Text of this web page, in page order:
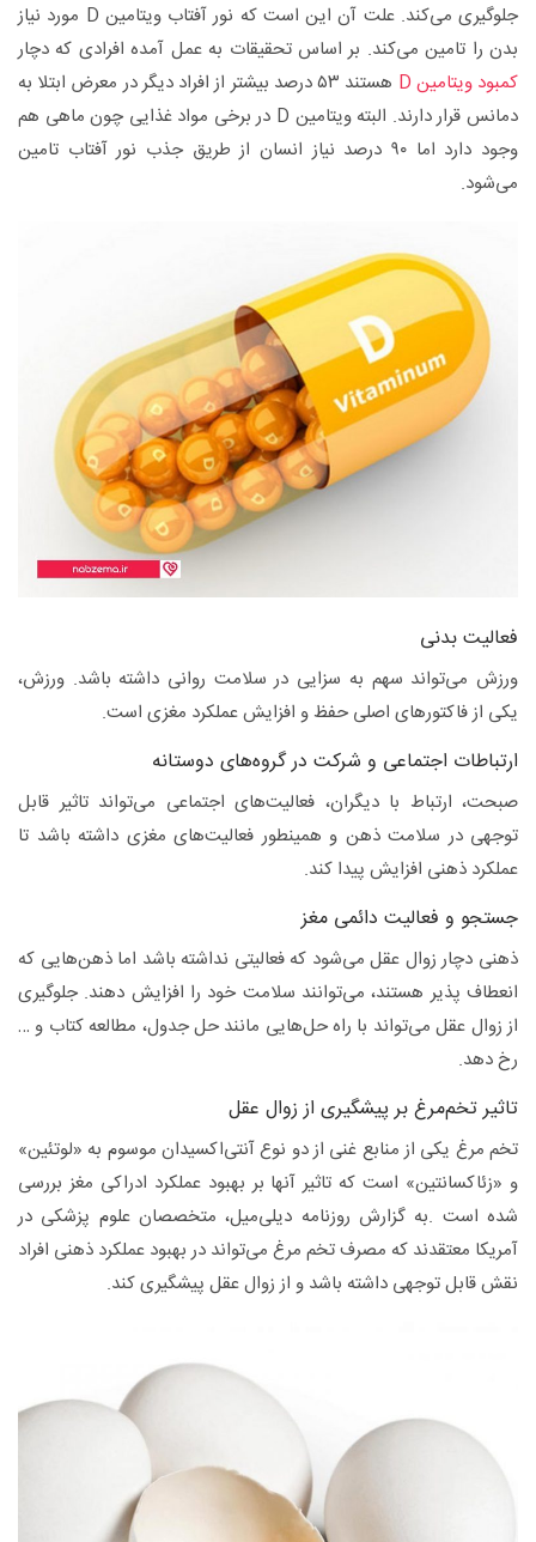
جلوگیری می‌کند. علت آن این است که نور آفتاب ویتامین D مورد نیاز
بدن را تامین می‌کند. بر اساس تحقیقات به عمل آمده افرادی که دچار
کمبود ویتامین D
هستند ۵۳ درصد بیشتر از افراد دیگر در معرض ابتلا به
دمانس قرار دارند. البته ویتامین D در برخی مواد غذایی چون ماهی هم
وجود دارد اما ۹۰ درصد نیاز انسان از طریق جذب نور آفتاب تامین
می‌شود.
فعالیت بدنی
ورزش می‌تواند سهم به سزایی در سلامت روانی داشته باشد. ورزش،
یکی از فاکتورهای اصلی حفظ و افزایش عملکرد مغزی است.
ارتباطات اجتماعی و شرکت در گروه‌های دوستانه
صبحت، ارتباط با دیگران، فعالیت‌های اجتماعی می‌تواند تاثیر قابل
توجهی در سلامت ذهن و همینطور فعالیت‌های مغزی داشته باشد تا
عملکرد ذهنی افزایش پیدا کند.
جستجو و فعالیت دائمی مغز
ذهنی دچار زوال عقل می‌شود که فعالیتی نداشته باشد اما ذهن‌هایی که
انعطاف پذیر هستند، می‌توانند سلامت خود را افزایش دهند. جلوگیری
از زوال عقل می‌تواند با راه حل‌هایی مانند حل جدول، مطالعه کتاب و …
رخ دهد.
تاثیر تخم‌مرغ بر پیشگیری از زوال عقل
تخم مرغ یکی از منابع غنی از دو نوع آنتی‌اکسیدان موسوم به «لوتئین»
و «زئاکسانتین» است که تاثیر آنها بر بهبود عملکرد ادراکی مغز بررسی
شده است .به گزارش روزنامه دیلی‌میل، ‌متخصصان علوم پزشکی در
آمریکا معتقدند که مصرف تخم مرغ می‌تواند در بهبود عملکرد ذهنی افراد
نقش قابل توجهی داشته باشد و از زوال عقل پیشگیری کند.